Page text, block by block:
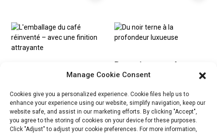
revisités
L'emballage du
avec une finition
attrayante
Du noir terne à
la profondeur
luxueuse
NOUVELLESET BLOG
Manage Cookie Consent
Cookies give you a personalized experience. Cookie files help us to
enhance your experience using our website, simplify navigation, keep our
website safe, and assist in our marketing efforts. By clicking "Accept",
you agree to the storing of cookies on your device for these purposes.
Click "Adjust" to adjust your cookie preferences. For more information,